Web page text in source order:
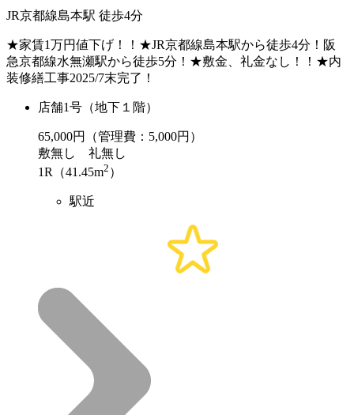
JR京都線島本駅 徒歩4分
★家賃1万円値下げ！！★JR京都線島本駅から徒歩4分！阪
急京都線水無瀬駅から徒歩5分！★敷金、礼金なし！！★内
装修繕工事2025/7末完了！
店舗1号（地下１階）
65,000円（管理費：5,000円）
敷無し 礼無し
1R（41.45m2 ）
駅近